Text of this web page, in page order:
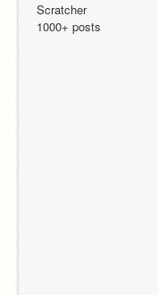
Scratcher
1000+ posts